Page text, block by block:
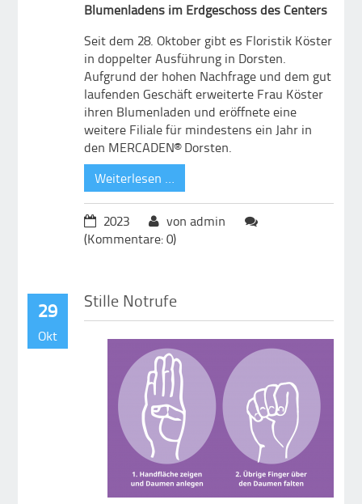
Blumenladens im Erdgeschoss des Centers
Seit dem 28. Oktober gibt es Floristik Köster
in doppelter Ausführung in Dorsten.
Aufgrund der hohen Nachfrage und dem gut
laufenden Geschäft erweiterte Frau Köster
ihren Blumenladen und eröffnete eine
weitere Filiale für mindestens ein Jahr in
den MERCADEN® Dorsten.
Weiterlesen …
2023
von admin
(Kommentare: 0)
29
Okt
Stille Notrufe